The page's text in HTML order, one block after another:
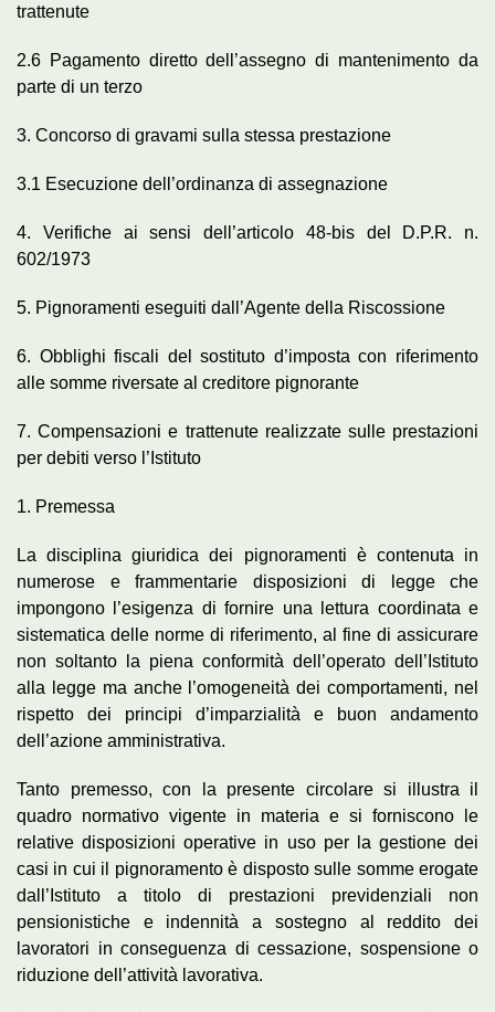
trattenute
2.6 Pagamento diretto dell’assegno di mantenimento da
parte di un terzo
3. Concorso di gravami sulla stessa prestazione
3.1 Esecuzione dell’ordinanza di assegnazione
4. Verifiche ai sensi dell’articolo 48-bis del D.P.R. n.
602/1973
5. Pignoramenti eseguiti dall’Agente della Riscossione
6. Obblighi fiscali del sostituto d’imposta con riferimento
alle somme riversate al creditore pignorante
7. Compensazioni e trattenute realizzate sulle prestazioni
per debiti verso l’Istituto
1. Premessa
La disciplina giuridica dei pignoramenti è contenuta in
numerose e frammentarie disposizioni di legge che
impongono l’esigenza di fornire una lettura coordinata e
sistematica delle norme di riferimento, al fine di assicurare
non soltanto la piena conformità dell’operato dell’Istituto
alla legge ma anche l’omogeneità dei comportamenti, nel
rispetto dei principi d’imparzialità e buon andamento
dell’azione amministrativa.
Tanto premesso, con la presente circolare si illustra il
quadro normativo vigente in materia e si forniscono le
relative disposizioni operative in uso per la gestione dei
casi in cui il pignoramento è disposto sulle somme erogate
dall’Istituto a titolo di prestazioni previdenziali non
pensionistiche e indennità a sostegno al reddito dei
lavoratori in conseguenza di cessazione, sospensione o
riduzione dell’attività lavorativa.